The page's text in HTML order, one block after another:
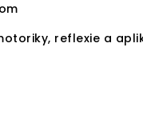
reflexie a